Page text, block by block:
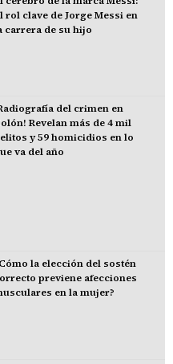
rol clave de Jorge Messi en
carrera de su hijo
del crimen en
Revelan más de 4 mil
y 59 homicidios en lo
va del año
la elección del sostén
previene afecciones
en la mujer?